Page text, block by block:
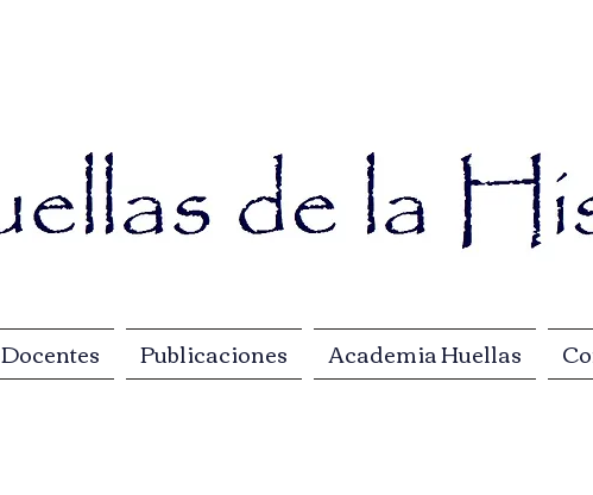
Docentes Publicaciones Academia Huellas